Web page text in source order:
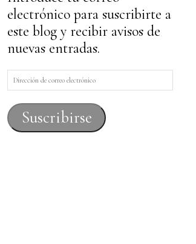
electrónico para suscribirte a
este blog y recibir avisos de
nuevas entradas.
Dirección
de
correo
electrónico
Suscribirse